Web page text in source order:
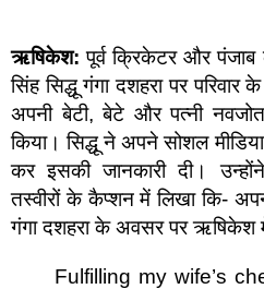
ऋषिकेश: पूर्व क्रिकेटर और पंजाब
सिंह सिद्धू गंगा दशहरा पर
अपनी बेटी, बेटे और पत्नी
किया। सिद्धू ने अपने सोशल
कर इसकी जानकारी दी।
तस्वीरों के कैप्शन में लिखा कि-
गंगा दशहरा के अवसर पर ऋषिकेश
Fulfilling my wife’s